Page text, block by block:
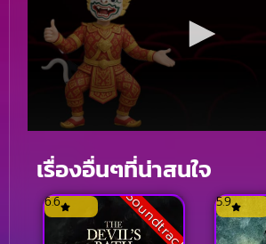
เรื่องอื่นๆที่น่าสนใจ
Soundtrack
6.6 5.9